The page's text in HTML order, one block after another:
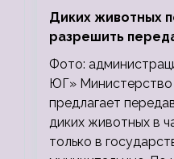
Диких животных
разрешить
зоопарки
Фото:
ЮГ»
предлагает
диких животных в
только в